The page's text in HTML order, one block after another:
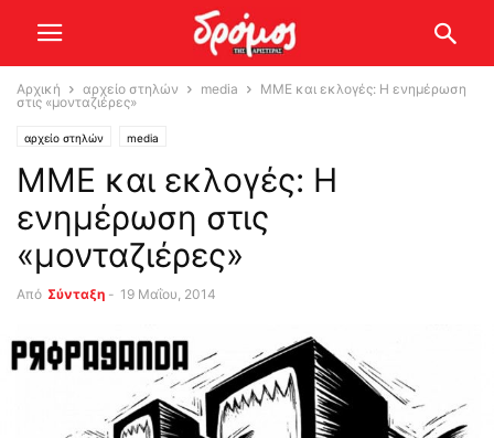
Αρχική αρχείο στηλών media
ΜΜΕ και εκλογές: Η ενημέρωση
στις «μονταζιέρες»
αρχείο στηλών media
ΜΜΕ και εκλογές: Η
ενημέρωση στις
«μονταζιέρες»
Από Σύνταξη - 19 Μαΐου, 2014